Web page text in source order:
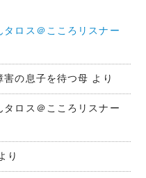
タロス＠こころリスナー
害の息子を待つ母 より
タロス＠こころリスナー
り